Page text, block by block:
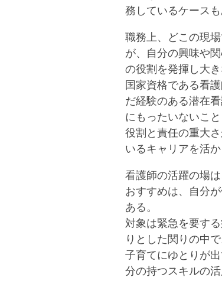
務しているケースも
職務上、どこの現
が、自分の興味や
の役割を発揮し大
国家資格である看
だ経験のある潜在
にもったいないこ
役割と責任の重大
いるキャリアを活
看護師の活躍の場は
おすすめは、自分
ある。
対象は緊急を要す
りとした関りの中
子育てにゆとりが
分の持つスキルの